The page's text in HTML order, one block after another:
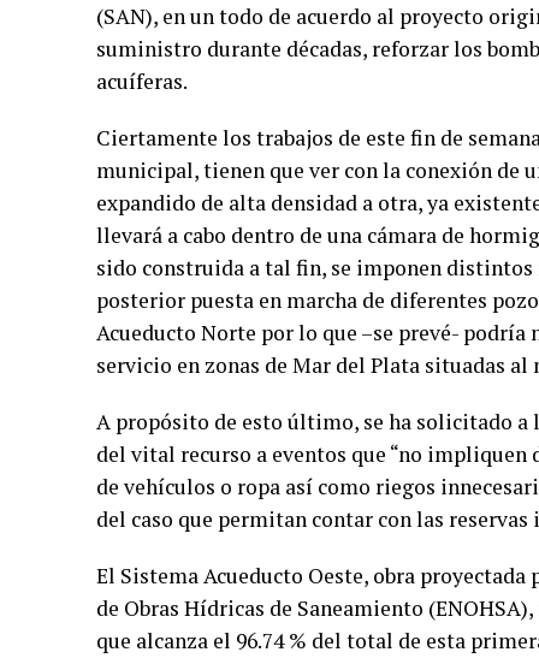
(SAN), en un todo de acuerdo al proyecto
suministro durante décadas, reforzar los
acuíferas.
Ciertamente los trabajos de este fin de
municipal, tienen que ver con la conexión de
expandido de alta densidad a otra, ya
llevará a cabo dentro de una cámara de
sido construida a tal fin, se imponen
posterior puesta en marcha de diferentes
Acueducto Norte por lo que –se prevé-
servicio en zonas de Mar del Plata situadas al
A propósito de esto último, se ha solicitado a
del vital recurso a eventos que “no impliquen
de vehículos o ropa así como riegos
del caso que permitan contar con las
El Sistema Acueducto Oeste, obra
de Obras Hídricas de Saneamiento
que alcanza el 96.74 % del total de esta